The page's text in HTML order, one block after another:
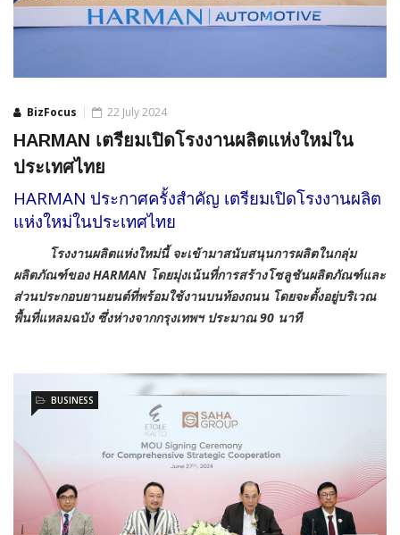
BizFocus 22 July 2024
HARMAN เตรียมเปิดโรงงานผลิตแห่งใหม่ใน
ประเทศไทย
HARMAN ประกาศครั้งสำคัญ เตรียมเปิดโรงงานผลิต
แห่งใหม่ในประเทศไทย
โรงงานผลิตแห่งใหม่นี้ จะเข้ามาสนับสนุนการผลิตในกลุ่ม
ผลิตภัณฑ์ของ HARMAN โดยมุ่งเน้นที่การสร้างโซลูชันผลิตภัณฑ์และ
ส่วนประกอบยานยนต์ที่พร้อมใช้งานบนท้องถนน โดยจะตั้งอยู่บริเวณ
พื้นที่แหลมฉบัง ซึ่งห่างจากกรุงเทพฯ ประมาณ 90 นาที
BUSINESS